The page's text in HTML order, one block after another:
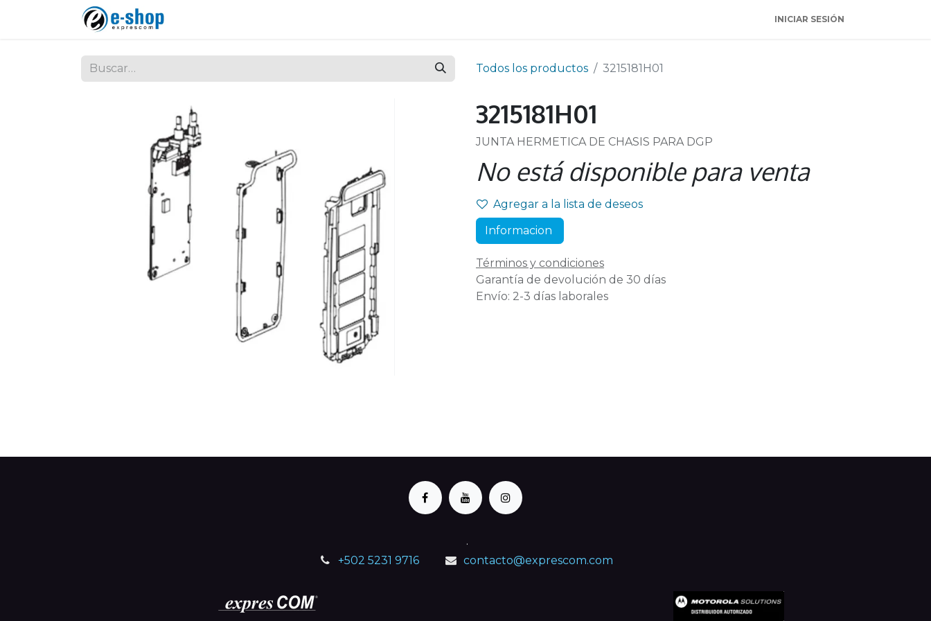
INICIAR SESIÓN
Todos los productos 3215181H01
3215181H01
JUNTA HERMETICA DE CHASIS PARA DGP
No está disponible para venta
Agregar a la lista de deseos
Informacion
Términos y condiciones
Garantía de devolución de 30 días
Envío: 2-3 días laborales
.
+502 5231 9716
contacto@exprescom.com